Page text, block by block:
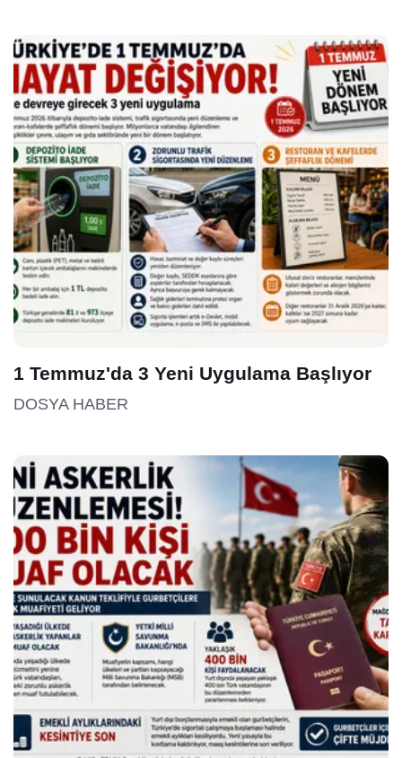
1 Temmuz'da 3 Yeni Uygulama Başlıyor
DOSYA HABER